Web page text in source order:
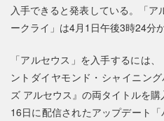
入手できると発表している。「
ークライ」は4月1日午後3時24分
「アルセウス」を入手するには
ントダイヤモンド・シャイニン
ズ アルセウス』の両タイトルを
16日に配信されたアップデート